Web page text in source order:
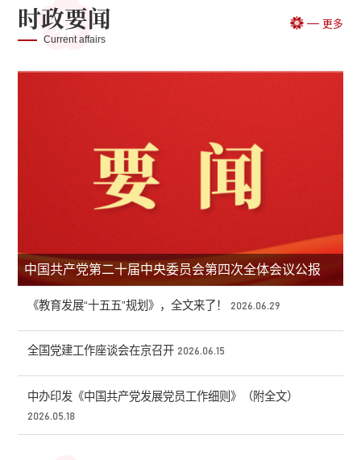
时政要闻
Current affairs
更多
中国共产党第二十届中央委员会第四次全体会议公报
《教育发展“十五五”规划》，全文来了！ 2026.06.29
全国党建工作座谈会在京召开 2026.06.15
中办印发《中国共产党发展党员工作细则》（附全文）
2026.05.18